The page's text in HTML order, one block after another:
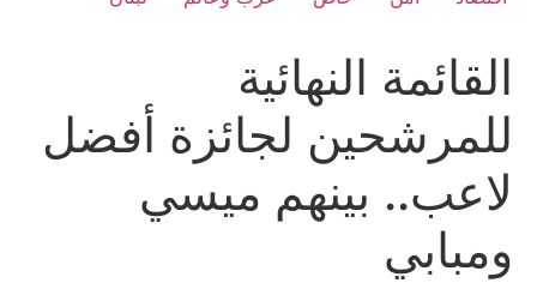
القائمة النهائية
للمرشحين لجائزة أفضل
لاعب.. بينهم ميسي
ومبابي